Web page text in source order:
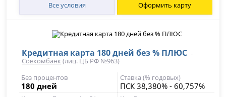
Все условия Оформить карту
Кредитная карта 180 дней без % ПЛЮС -
Совкомбанк (лиц. ЦБ РФ №963)
Без процентов
180 дней
Ставка (% годовых)
ПСК 38,380% - 60,757%